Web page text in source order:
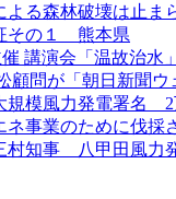
よる森林破壊は止ま
その１ 熊本県
講演会「温故治水」
顧問が「朝日新聞
模風力発電署名 2
ネ事業のために伐
知事 八甲田風力